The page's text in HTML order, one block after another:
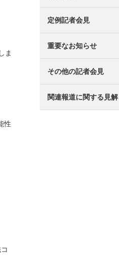
ま
性
定例記者会見
重要なお知らせ
その他の記者会見
関連報道に関する見解